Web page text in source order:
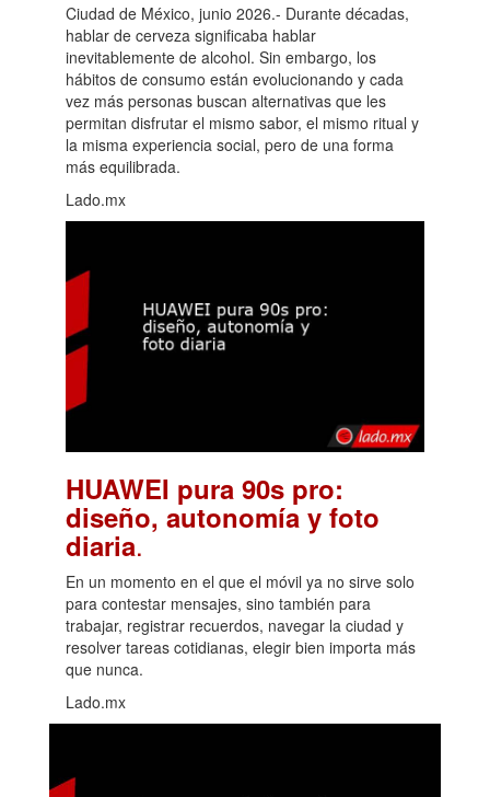
Ciudad de México, junio 2026.- Durante décadas,
hablar de cerveza significaba hablar
inevitablemente de alcohol. Sin embargo, los
hábitos de consumo están evolucionando y cada
vez más personas buscan alternativas que les
permitan disfrutar el mismo sabor, el mismo ritual y
la misma experiencia social, pero de una forma
más equilibrada.
Lado.mx
HUAWEI pura 90s pro:
diseño, autonomía y foto
diaria.
En un momento en el que el móvil ya no sirve solo
para contestar mensajes, sino también para
trabajar, registrar recuerdos, navegar la ciudad y
resolver tareas cotidianas, elegir bien importa más
que nunca.
Lado.mx